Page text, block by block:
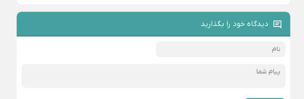
دیدگاه خود را بگذارید